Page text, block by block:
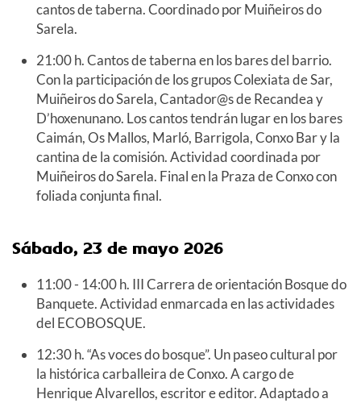
cantos de taberna. Coordinado por Muiñeiros do
Sarela.
21:00 h. Cantos de taberna en los bares del barrio.
Con la participación de los grupos Colexiata de Sar,
Muiñeiros do Sarela, Cantador@s de Recandea y
D’hoxenunano. Los cantos tendrán lugar en los bares
Caimán, Os Mallos, Marló, Barrigola, Conxo Bar y la
cantina de la comisión. Actividad coordinada por
Muiñeiros do Sarela. Final en la Praza de Conxo con
foliada conjunta final.
Sábado, 23 de mayo 2026
11:00 - 14:00 h. III Carrera de orientación Bosque do
Banquete. Actividad enmarcada en las actividades
del ECOBOSQUE.
12:30 h. “As voces do bosque”. Un paseo cultural por
la histórica carballeira de Conxo. A cargo de
Henrique Alvarellos, escritor e editor. Adaptado a